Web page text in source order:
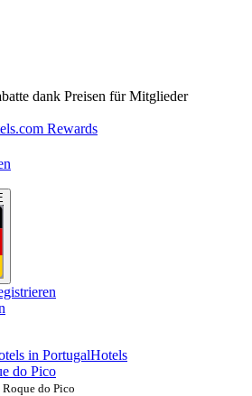
dank Preisen für Mitglieder
Rewards
in PortugalHotels
do Pico
do Pico